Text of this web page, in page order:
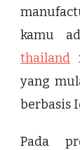
kamu
thailand
yang
berbasis
Pada